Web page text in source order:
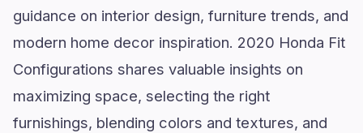
guidance on interior design, furniture trends, and
modern home decor inspiration. 2020 Honda Fit
Configurations shares valuable insights on
maximizing space, selecting the right
furnishings, blending colors and textures, and